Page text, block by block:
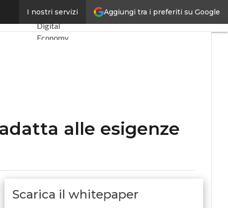
Aggiungi tra i preferiti su Google
I nostri servizi
Ultimi articoli
Digital
Economy
artificiale
Videointerviste
PodcastPrivacy
alle esigenze
Scarica il whitepaper